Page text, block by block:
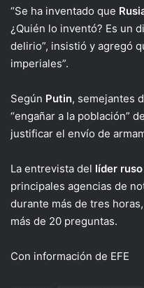
“Se ha inventado que
¿Quién lo inventó? Es un
delirio”, insistió y agregó
imperiales”.
Según Putin, semejantes
“engañar a la población”
justificar el envío de
La entrevista del líder ruso
principales agencias de
durante más de tres
más de 20 preguntas.
Con información de EFE